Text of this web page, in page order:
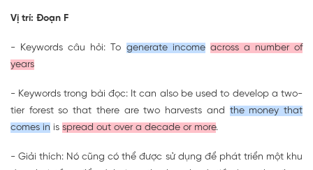
Vị trí: Đoạn F
- Keywords câu hỏi: To generate income across a number of
years
- Keywords trong bài đọc: It can also be used to develop a two-
tier forest so that there are two harvests and the money that
comes in is spread out over a decade or more.
- Giải thích: Nó cũng có thể được sử dụng để phát triển một khu